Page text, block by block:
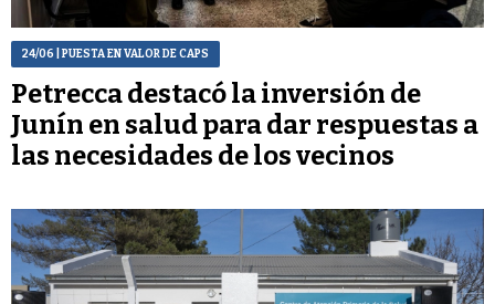
24/06 | PUESTA EN VALOR DE CAPS
Petrecca destacó la inversión de
Junín en salud para dar respuestas a
las necesidades de los vecinos